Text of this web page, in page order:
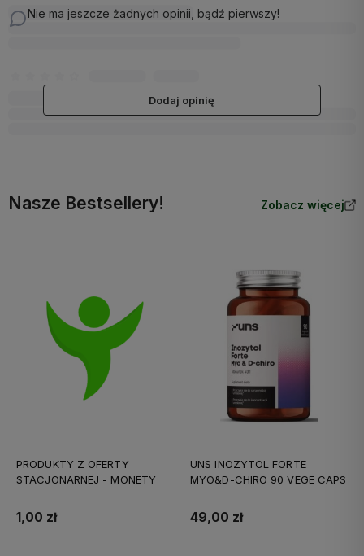
Nie ma jeszcze żadnych opinii, bądź pierwszy!
Dodaj opinię
Nasze Bestsellery! Zobacz więcej
PRODUKTY Z OFERTY
STACJONARNEJ - MONETY
1,00 zł
UNS INOZYTOL FORTE
MYO&D-CHIRO 90 VEGE CAPS
49,00 zł